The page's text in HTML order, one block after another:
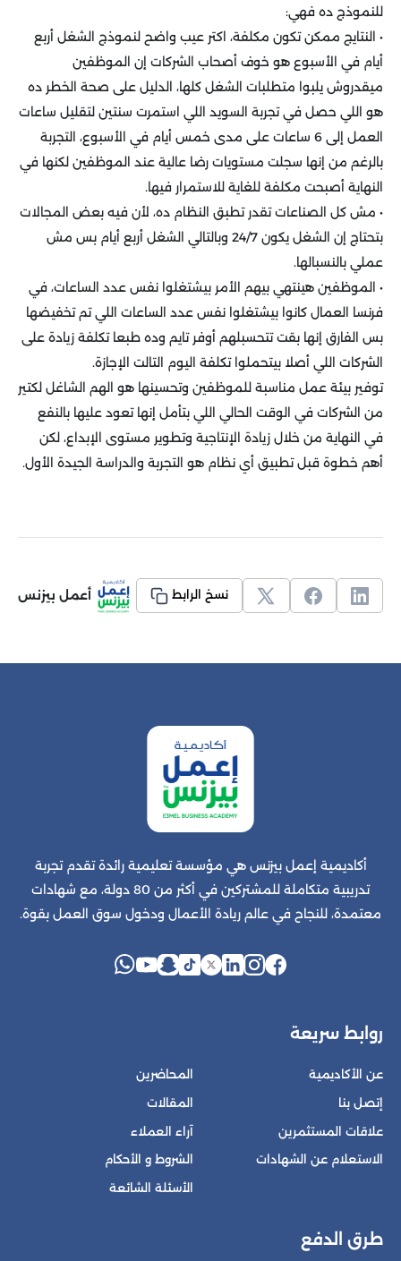
للنموذج ده فهي:
• النتايج ممكن تكون مكلفة، اكتر عيب واضح لنموذج الشغل أربع
أيام في الأسبوع هو خوف أصحاب الشركات إن الموظفين
ميقدروش يلبوا متطلبات الشغل كلها، الدليل على صحة الخطر ده
هو اللي حصل في تجربة السويد اللي استمرت سنتين لتقليل ساعات
العمل إلى 6 ساعات على مدى خمس أيام في الأسبوع، التجربة
بالرغم من إنها سجلت مستويات رضا عالية عند الموظفين لكنها في
النهاية أصبحت مكلفة للغاية للاستمرار فيها.
• مش كل الصناعات تقدر تطبق النظام ده، لأن فيه بعض المجالات
بتحتاج إن الشغل يكون 24/7 وبالتالي الشغل أربع أيام بس مش
عملي بالنسبالها.
• الموظفين هينتهي بيهم الأمر بيشتغلوا نفس عدد الساعات، في
فرنسا العمال كانوا بيشتغلوا نفس عدد الساعات اللي تم تخفيضها
بس الفارق إنها بقت تتحسبلهم أوفر تايم وده طبعا تكلفة زيادة على
الشركات اللي أصلا بيتحملوا تكلفة اليوم التالت الإجازة.
توفير بيئة عمل مناسبة للموظفين وتحسينها هو الهم الشاغل لكتير
من الشركات في الوقت الحالي اللي بتأمل إنها تعود عليها بالنفع
في النهاية من خلال زيادة الإنتاجية وتطوير مستوى الإبداع، لكن
أهم خطوة قبل تطبيق أي نظام هو التجربة والدراسة الجيدة الأول.
نسخ الرابط أعمل بيزنس
أكاديمية إعمل بيزنس هي مؤسسة تعليمية رائدة تقدم تجربة
تدريبية متكاملة للمشتركين في أكثر من 80 دولة، مع شهادات
معتمدة، للنجاح في عالم ريادة الأعمال ودخول سوق العمل بقوة.
روابط سريعة
عن الأكاديمية
إتصل بنا
علاقات المستثمرين
الاستعلام عن الشهادات
المحاضرين
المقالات
آراء العملاء
الشروط و الأحكام
الأسئلة الشائعة
طرق الدفع